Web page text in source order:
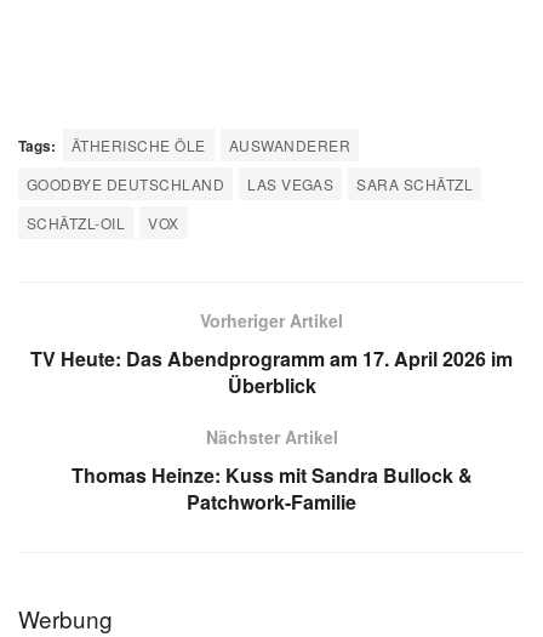
Tags: ÄTHERISCHE ÖLE
AUSWANDERER
GOODBYE DEUTSCHLAND
LAS VEGAS
SARA SCHÄTZL
SCHÄTZL-OIL
VOX
Vorheriger Artikel
TV Heute: Das Abendprogramm am 17. April 2026 im
Überblick
Nächster Artikel
Thomas Heinze: Kuss mit Sandra Bullock &
Patchwork-Familie
Werbung